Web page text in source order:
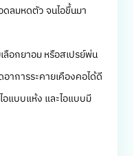
ดลมหดตัว จนไอขึ้นมา
ลือกยาอม หรือสเปรย์พ่น
าการระคายเคืองคอได้ดี
อแบบแห้ง และไอแบบมี